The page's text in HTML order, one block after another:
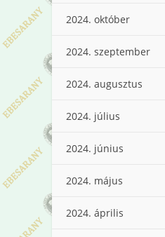
2024. október
2024. szeptember
2024. augusztus
2024. július
2024. június
2024. május
2024. április